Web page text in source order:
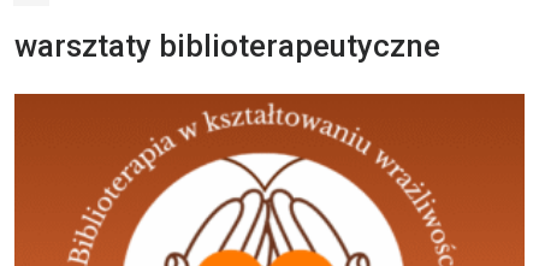
warsztaty biblioterapeutyczne